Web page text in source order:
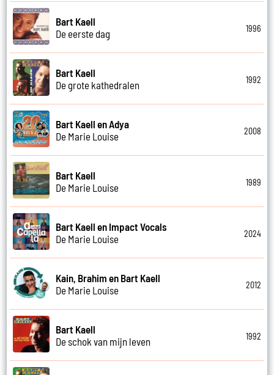
Bart Kaell
De eerste dag
1996
Bart Kaell
De grote kathedralen
1992
Bart Kaell en Adya
De Marie Louise
2008
Bart Kaell
De Marie Louise
1989
Bart Kaell en Impact Vocals
De Marie Louise
2024
Kain, Brahim en Bart Kaell
De Marie Louise
2012
Bart Kaell
De schok van mijn leven
1992